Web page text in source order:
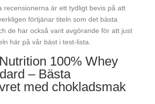
recensionerna är ett tydligt bevis på att
förtjänar titeln som det bästa
de har också varit avgörande för att just
här på vår bäst i test-lista.
100% Whey
– Bästa
med chokladsmak